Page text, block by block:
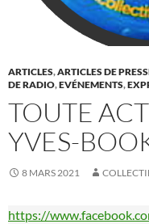
ARTICLES,ARTICLES DE
DE RADIO,EVÉNEMENTS,
TOUTE
YVES-
8 MARS 2021
https://